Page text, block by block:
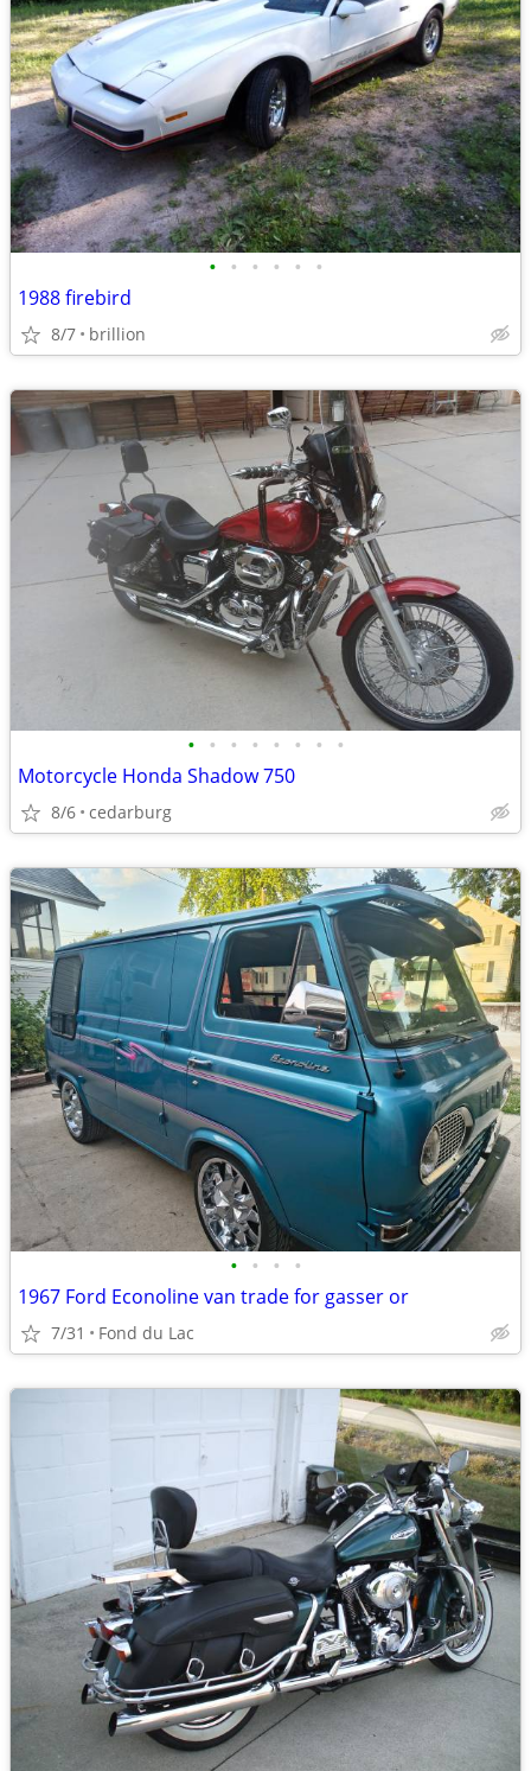
• • • • • •
1988 firebird
8/7 brillion
• • • • • • • •
Motorcycle Honda Shadow 750
8/6 cedarburg
• • • •
1967 Ford Econoline van trade for gasser or
7/31 Fond du Lac